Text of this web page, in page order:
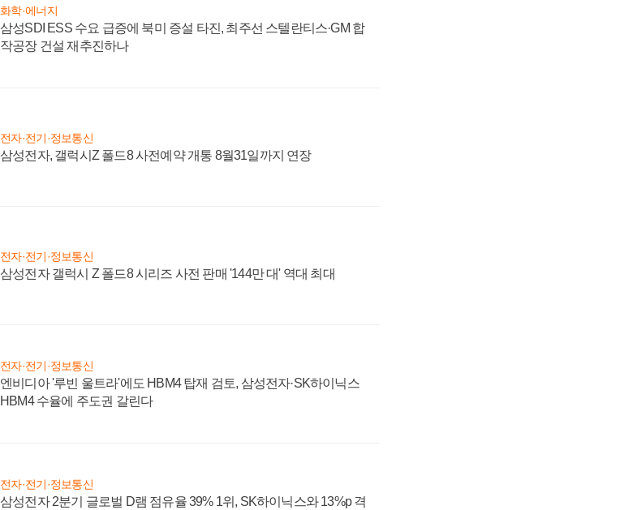
화학·에너지
삼성SDI ESS 수요 급증에 북미 증설 타진, 최주선 스텔란티스·GM 합
작공장 건설 재추진하나
전자·전기·정보통신
삼성전자, 갤럭시Z 폴드8 사전예약 개통 8월31일까지 연장
전자·전기·정보통신
삼성전자 갤럭시 Z 폴드8 시리즈 사전 판매 '144만 대' 역대 최대
전자·전기·정보통신
엔비디아 '루빈 울트라'에도 HBM4 탑재 검토, 삼성전자·SK하이닉스
HBM4 수율에 주도권 갈린다
전자·전기·정보통신
삼성전자 2분기 글로벌 D램 점유율 39% 1위, SK하이닉스와 13%p 격